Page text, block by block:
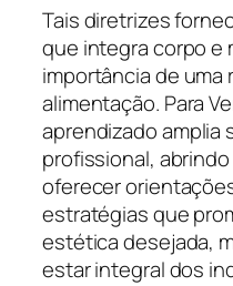
Tais diretrizes
que integra corpo e
importância de uma
alimentação. Para
aprendizado amplia
profissional,
oferecer
estratégias que
estética desejada,
estar integral dos